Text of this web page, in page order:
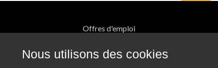
Nous utilisons des cookies
Offres d'emploi